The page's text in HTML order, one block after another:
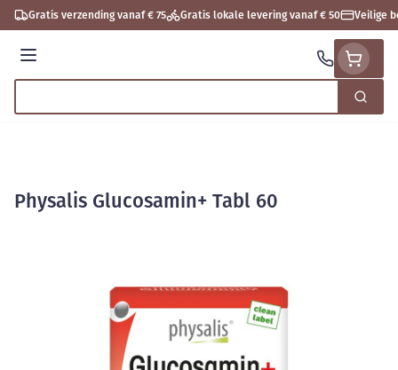
Ga naar de inhoud
Gratis verzending vanaf € 75 Gratis lokale levering vanaf € 50 Veilige
Menu
Zoek
Physalis Glucosamin+ Tabl 60